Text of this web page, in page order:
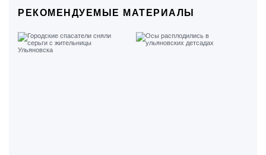
РЕКОМЕНДУЕМЫЕ МАТЕРИАЛЫ